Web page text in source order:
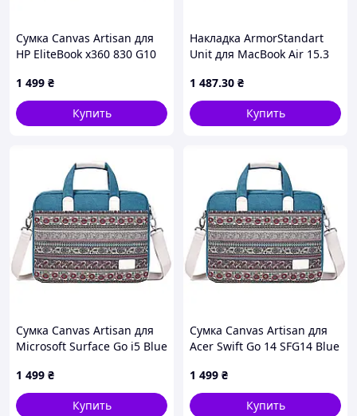
Сумка Canvas Artisan для
HP EliteBook x360 830 G10
1 499 ₴
Купить
Накладка ArmorStandart
Unit для MacBook Air 15.3
(ARM92907) PTR
1 487.30 ₴
Купить
Сумка Canvas Artisan для
Microsoft Surface Go i5 Blue
1 499 ₴
Купить
Сумка Canvas Artisan для
Acer Swift Go 14 SFG14 Blue
1 499 ₴
Купить